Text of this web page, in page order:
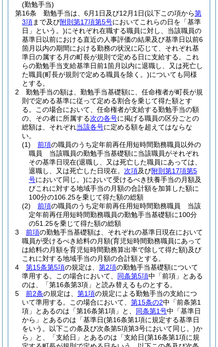
(勤勉手当)
第16条
勤勉手当は、6月1日及び12月1日(以下この項から第
3項まで及び附則第17項第5号においてこれらの日を「基準
日」という。)にそれぞれ在職する職員に対し、当該職員の
基準日以前における直近の人事評価の結果及び基準日以前6
箇月以内の期間における勤務の状況に応じて、それぞれ基
準日の属する月の町長が規則で定める日に支給する。
これ
らの勤勉手当支給基準日前1箇月以内に退職し、又は死亡し
た職員(町長が規則で定める職員を除く。)についても同様
とする。
2
勤勉手当の額は、勤勉手当基礎額に、任命権者が町長が規
則で定める基準に従って定める割合を乗じて得た額とす
る。
この場合において、任命権者が支給する勤勉手当の額
の、その者に所属する次の各号に掲げる職員の区分ごとの
総額は、それぞれ当該各号に定める額を超えてはならな
い。
(1)
前項の職員のうち定年前再任用短時間勤務職員以外の
職員 当該職員の勤勉手当基礎額に当該職員がそれぞれ
その基準日現在(退職し、又は死亡した職員にあっては、
退職し、又は死亡した日現在。 次項及び附則第17項第5
号において同じ。)において受けるべき扶養手当の月額及
びこれに対する地域手当の月額の合計額を加算した額に
100分の106.25を乗じて得た額の総額
(2)
前項の職員のうち定年前再任用短時間勤務職員 当該
定年前再任用短時間勤務職員の勤勉手当基礎額に100分
の51.25を乗じて得た額の総額
3
前項の勤勉手当基礎額は、それぞれの基準日現在において
職員が受けるべき給料の月額(育児短時間勤務職員にあって
は給料の月額を育児短時間勤務算出率で除して得た額)及び
これに対する地域手当の月額の合計額とする。
4
第15条第5項の規定は、 第2項の勤勉手当基礎額について
準用する。
この場合において、 同条第5項中「前項」とある
のは、「第16条第3項」と読み替えるものとする。
5
前2条の規定は、 第1項の規定による勤勉手当の支給につ
いて準用する。
この場合において、 第15条の2中「前条第1
項」とあるのは「第16条第1項」と、 同条第1号中「基準日
から」とあるのは「基準日(第16条第1項に規定する基準日
をいう。以下この条及び次条第5項第3号において同じ。)か
ら」と、「支給日」とあるのは「支給日(第16条第1項に規